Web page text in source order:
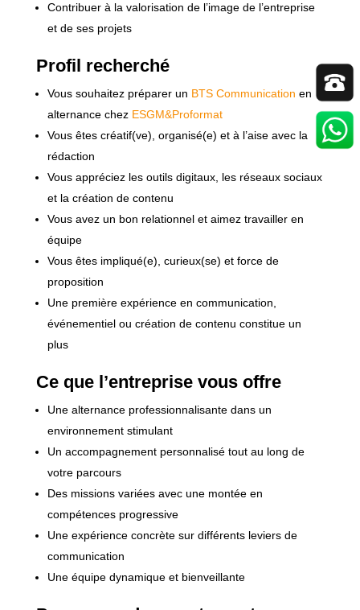
Contribuer à la valorisation de l’image de l’entreprise
et de ses projets
Profil recherché
Vous souhaitez préparer un BTS Communication en
alternance chez ESGM&Proformat
Vous êtes créatif(ve), organisé(e) et à l’aise avec la
rédaction
Vous appréciez les outils digitaux, les réseaux sociaux
et la création de contenu
Vous avez un bon relationnel et aimez travailler en
équipe
Vous êtes impliqué(e), curieux(se) et force de
proposition
Une première expérience en communication,
événementiel ou création de contenu constitue un
plus
Ce que l’entreprise vous offre
Une alternance professionnalisante dans un
environnement stimulant
Un accompagnement personnalisé tout au long de
votre parcours
Des missions variées avec une montée en
compétences progressive
Une expérience concrète sur différents leviers de
communication
Une équipe dynamique et bienveillante